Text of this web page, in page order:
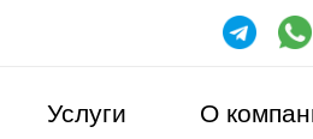
Услуги О